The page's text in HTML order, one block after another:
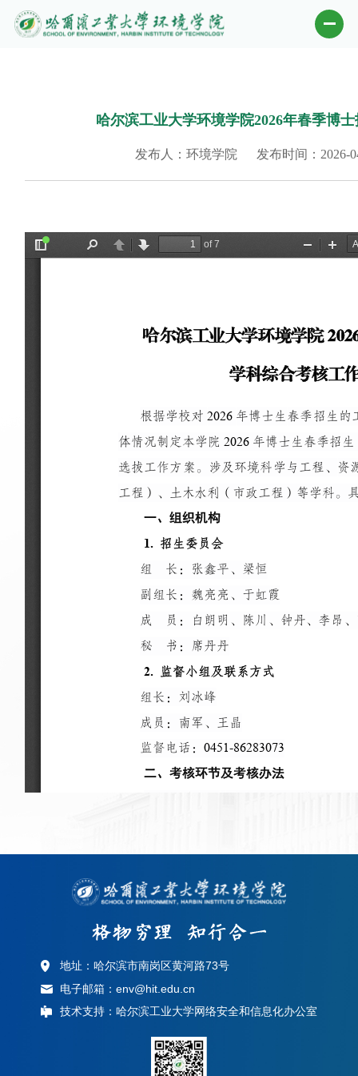
哈尔滨工业大学环境学院2026年春季博
发布人：环境学院 发布时间：2026-
地址：哈尔滨市南岗区黄河路73号
电子邮箱：env@hit.edu.cn
技术支持：哈尔滨工业大学网络安全和信息化办公室